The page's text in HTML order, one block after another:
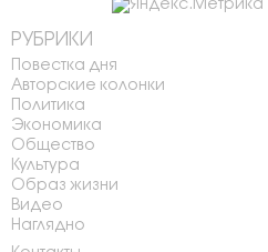
РУБРИКИ
Повестка дня
Авторские колонки
Политика
Экономика
Общество
Культура
Образ жизни
Видео
Наглядно